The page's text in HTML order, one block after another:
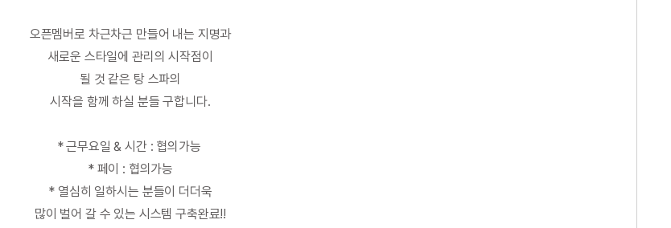
오픈멤버로 차근차근 만들어 내는 지명과
새로운 스타일에 관리의 시작점이
될 것 같은 탕 스파의
시작을 함께 하실 분들 구합니다.
* 근무요일 & 시간 : 협의가능
* 페이 : 협의가능
* 열심히 일하시는 분들이 더더욱
많이 벌어 갈 수 있는 시스템 구축완료!!